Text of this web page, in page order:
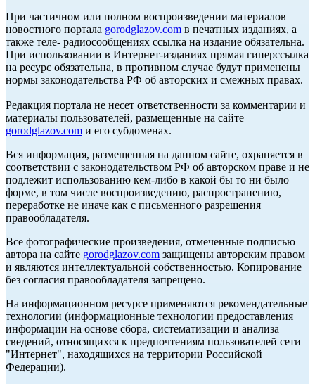
При частичном или полном воспроизведении материалов
новостного портала gorodglazov.com в печатных изданиях, а
также теле- радиосообщениях ссылка на издание обязательна.
При использовании в Интернет-изданиях прямая гиперссылка
на ресурс обязательна, в противном случае будут применены
нормы законодательства РФ об авторских и смежных правах.
Редакция портала не несет ответственности за комментарии и
материалы пользователей, размещенные на сайте
gorodglazov.com и его субдоменах.
Вся информация, размещенная на данном сайте, охраняется в
соответствии с законодательством РФ об авторском праве и не
подлежит использованию кем-либо в какой бы то ни было
форме, в том числе воспроизведению, распространению,
переработке не иначе как с письменного разрешения
правообладателя.
Все фотографические произведения, отмеченные подписью
автора на сайте gorodglazov.com защищены авторским правом
и являются интеллектуальной собственностью. Копирование
без согласия правообладателя запрещено.
На информационном ресурсе применяются рекомендательные
технологии (информационные технологии предоставления
информации на основе сбора, систематизации и анализа
сведений, относящихся к предпочтениям пользователей сети
"Интернет", находящихся на территории Российской
Федерации).